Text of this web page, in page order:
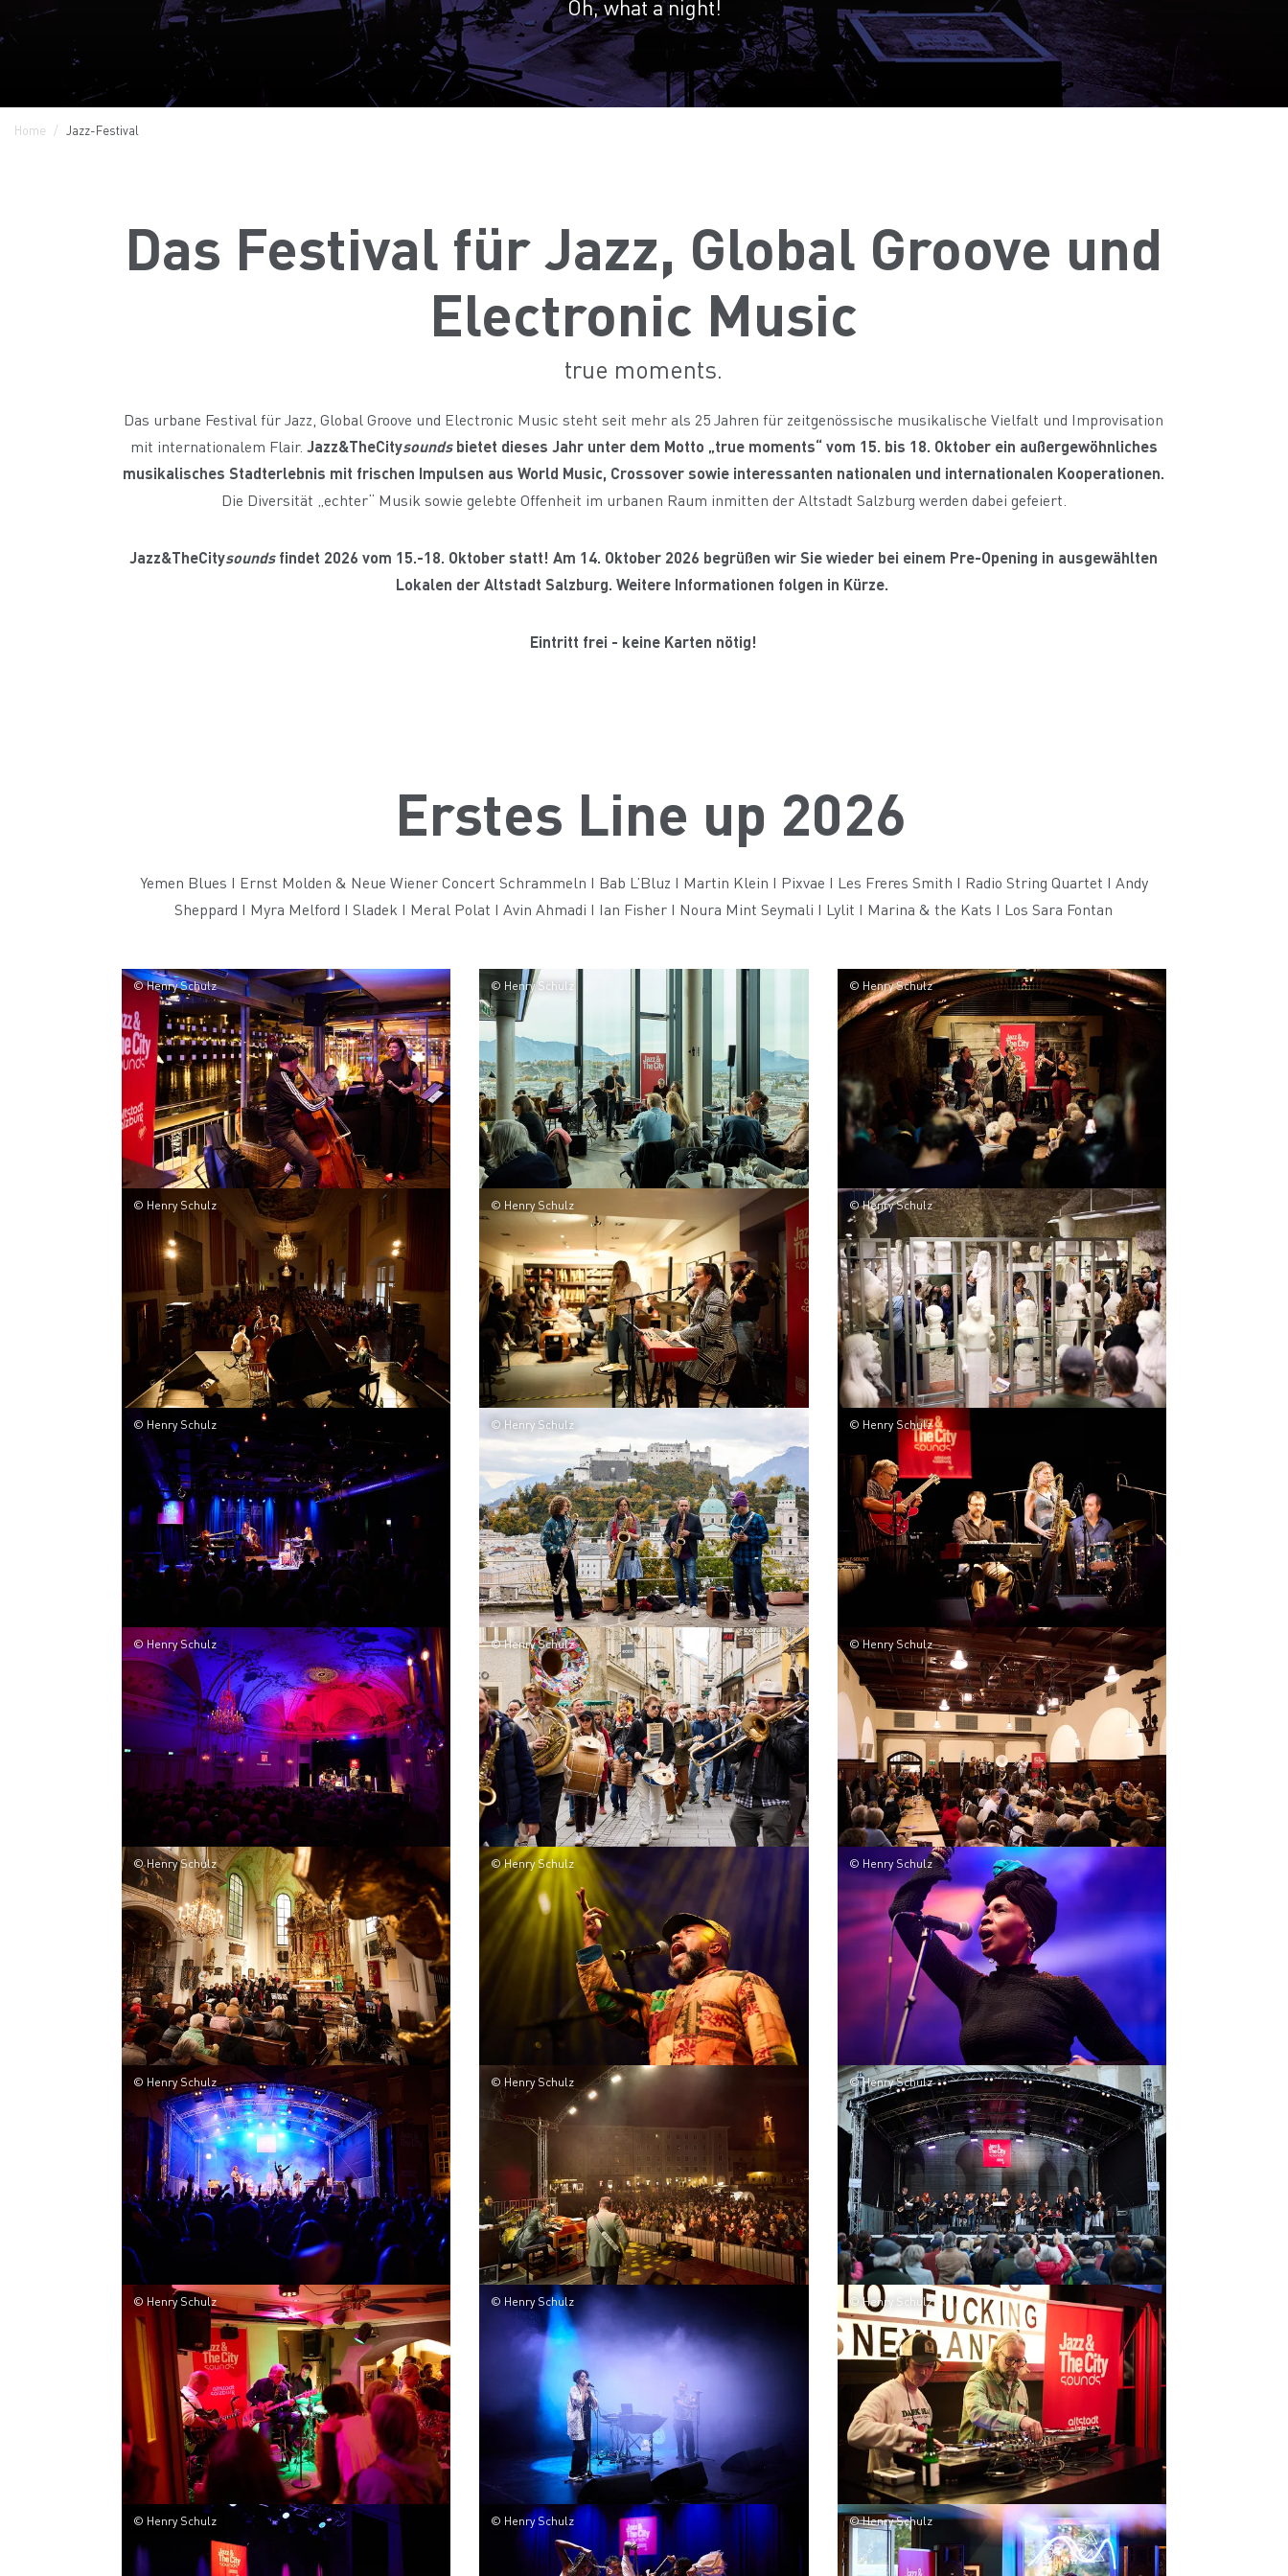
Oh, what a night!
Home Jazz-Festival
Das Festival für Jazz, Global Groove und
Electronic Music
true moments.
Das urbane Festival für Jazz, Global Groove und Electronic Music steht seit mehr als 25 Jahren für zeitgenössische musikalische Vielfalt und Improvisation
mit internationalem Flair. Jazz&TheCitysoundsbietet dieses Jahr unter dem Motto „true moments“ vom 15. bis 18. Oktober ein außergewöhnliches
musikalisches Stadterlebnis mit frischen Impulsen aus World Music, Crossover sowie interessanten nationalen und internationalen Kooperationen.
Die Diversität „echter“ Musik sowie gelebte Offenheit im urbanen Raum inmitten der Altstadt Salzburg werden dabei gefeiert.
Jazz&TheCitysoundsfindet 2026 vom 15.-18. Oktober statt! Am 14. Oktober 2026 begrüßen wir Sie wieder bei einem Pre-Opening in ausgewählten
Lokalen der Altstadt Salzburg. Weitere Informationen folgen in Kürze.
Eintritt frei - keine Karten nötig!
Erstes Line up 2026
Yemen Blues I Ernst Molden & Neue Wiener Concert Schrammeln I Bab L’Bluz I Martin Klein I Pixvae I Les Freres Smith I Radio String Quartet I Andy
Sheppard I Myra Melford I Sladek I Meral Polat I Avin Ahmadi I Ian Fisher I Noura Mint Seymali I Lylit I Marina & the Kats I Los Sara Fontan
© Henry Schulz © Henry Schulz © Henry Schulz
© Henry Schulz © Henry Schulz © Henry Schulz
© Henry Schulz © Henry Schulz © Henry Schulz
© Henry Schulz © Henry Schulz © Henry Schulz
© Henry Schulz © Henry Schulz © Henry Schulz
© Henry Schulz © Henry Schulz © Henry Schulz
© Henry Schulz © Henry Schulz © Henry Schulz
© Henry Schulz © Henry Schulz © Henry Schulz